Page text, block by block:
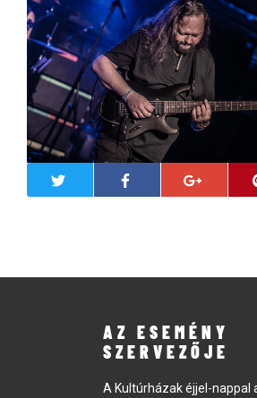
AZ ESEMÉNY
SZERVEZŐJE
A Kultúrházak éjjel-nappal